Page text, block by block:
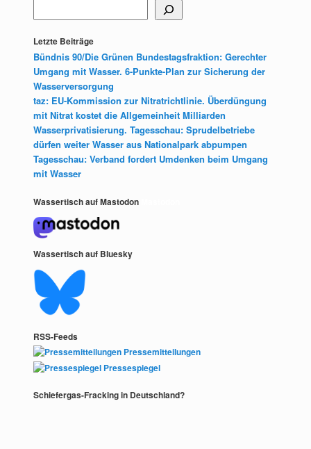
Letzte Beiträge
Bündnis 90/Die Grünen Bundestagsfraktion: Gerechter
Umgang mit Wasser. 6-Punkte-Plan zur Sicherung der
Wasserversorgung
taz: EU-Kommission zur Nitratrichtlinie. Überdüngung
mit Nitrat kostet die Allgemeinheit Milliarden
Wasserprivatisierung. Tagesschau: Sprudelbetriebe
dürfen weiter Wasser aus Nationalpark abpumpen
Tagesschau: Verband fordert Umdenken beim Umgang
mit Wasser
Wassertisch auf Mastodon
Wassertisch auf Bluesky
RSS-Feeds
Pressemitteilungen
Pressespiegel
Schiefergas-Fracking in Deutschland?